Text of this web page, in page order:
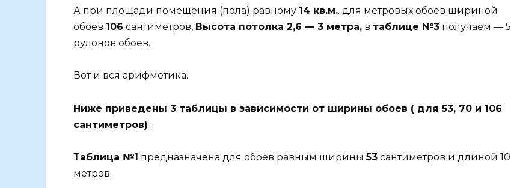
А при площади помещения (пола) равному 14 кв.м.. для метровых обоев шириной
обоев 106 сантиметров, Высота потолка 2,6 — 3 метра, в таблице №3 получаем — 5
рулонов обоев.
Вот и вся арифметика.
Ниже приведены 3 таблицы в зависимости от ширины обоев ( для 53, 70 и 106
сантиметров) :
Таблица №1 предназначена для обоев равным ширины53 сантиметров и длиной 10
метров.